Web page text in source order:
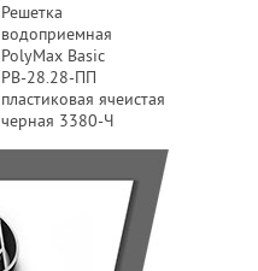
Решетка
водоприемная
PolyMax Basic
РВ-28.28-ПП
пластиковая ячеистая
черная 3380-Ч